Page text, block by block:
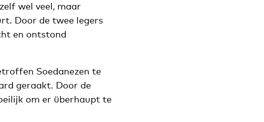
wel veel, maar
Door de twee legers
en ontstond
Soedanezen te
geraakt. Door de
om er überhaupt te